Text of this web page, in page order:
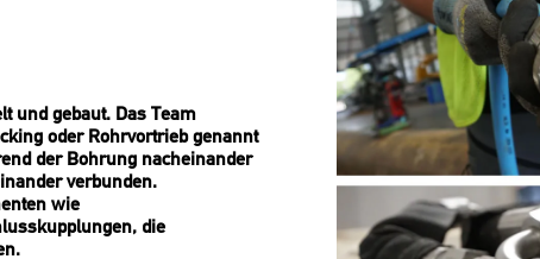
und gebaut. Das Team
oder Rohrvortrieb genannt
der Bohrung nacheinander
verbunden.
wie
die